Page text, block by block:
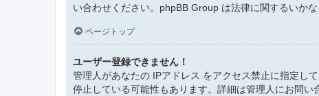
い合わせください。phpBB Group は法律に関するいか
ページトップ
ユーザー登録できません！
管理人があなたの IPアドレス をアクセス禁止に指定し
停止している可能性もあります。詳細は管理人にお問い